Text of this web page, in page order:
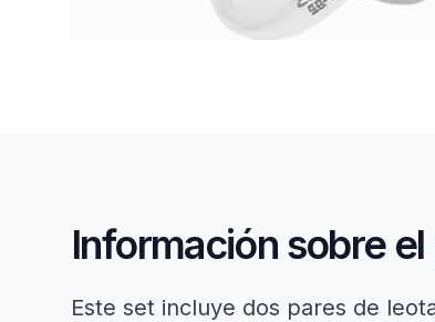
Información sobre
Este set incluye dos pares de